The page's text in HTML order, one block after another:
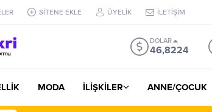
SİTENE EKLE ÜYELİK İLETİŞİM
DOLAR
46,8224
MODA İLİŞKİLER ANNE/ÇOCUK